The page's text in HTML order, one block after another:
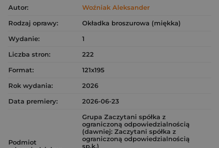
Autor:
Woźniak Aleksander
Rodzaj oprawy:
Okładka broszurowa (miękka)
Wydanie:
1
Liczba stron:
222
Format:
121x195
Rok wydania:
2026
Data premiery:
2026-06-23
Podmiot
Grupa Zaczytani spółka z
ograniczoną odpowiedzialnością
(dawniej: Zaczytani spółka z
ograniczoną odpowiedzialnością
sp.k.)